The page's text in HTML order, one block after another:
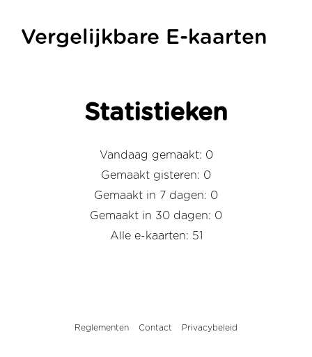
Vergelijkbare E-kaarten
Statistieken
Vandaag gemaakt: 0
Gemaakt gisteren: 0
Gemaakt in 7 dagen: 0
Gemaakt in 30 dagen: 0
Alle e-kaarten: 51
Reglementen Contact Privacybeleid